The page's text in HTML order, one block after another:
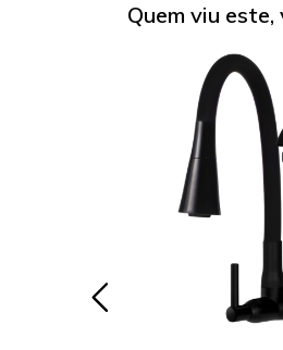
Quem viu este,